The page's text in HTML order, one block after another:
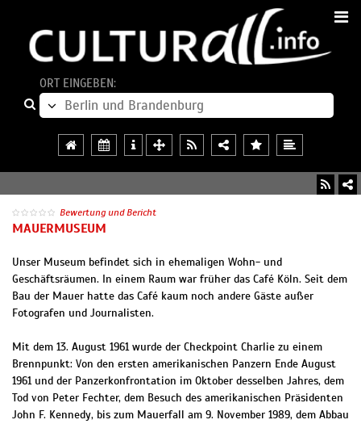
ORT EINGEBEN:
Bewertung und Bericht
MAUERMUSEUM
Unser Museum befindet sich in ehemaligen Wohn- und
Geschäftsräumen. In einem Raum war früher das Café Köln. Seit dem
Bau der Mauer hatte das Café kaum noch andere Gäste außer
Fotografen und Journalisten.
Mit dem 13. August 1961 wurde der Checkpoint Charlie zu einem
Brennpunkt: Von den ersten amerikanischen Panzern Ende August
1961 und der Panzerkonfrontation im Oktober desselben Jahres, dem
Tod von Peter Fechter, dem Besuch des amerikanischen Präsidenten
John F. Kennedy, bis zum Mauerfall am 9. November 1989, dem Abbau